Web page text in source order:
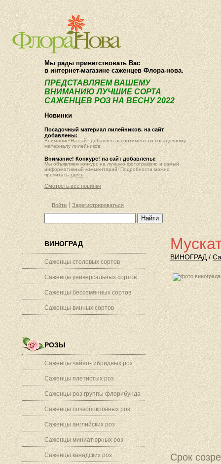
О компании Как купить
Мы рады приветствовать Вас
в интернет-магазине саженцев Флора-нова.
ПРЕДСТАВЛЯЕМ ВАШЕМУ
ВНИМАНИЮ ЛУЧШИЕ СОРТА
САЖЕНЦЕВ РОЗ НА ВЕСНУ 2022
Новинки
Посадочный материал лилейников. на сайт
добавлены:
Внимание!На сайт добавлен ассортимент по посадочному
материалу лилейников.
Внимание! Конкурс! на сайт добавлены:
Мы объявляем конкурс на лучшую фотографию и самый
информативный комментарий! Подробности можно
прочитать здесь
Смотреть все новинки
Войти Зарегистрироваться
ВИНОГРАД
Саженцы столовых сортов
Саженцы универсальных сортов
Саженцы бессемянных сортов
Саженцы винных сортов
РОЗЫ
Саженцы чайно-гибридных роз
Саженцы плетистых роз
Саженцы роз группы флорибунда
Саженцы почвопокровных роз
Саженцы английских роз
Саженцы миниатюрных роз
Саженцы канадских роз
ВИНОГРАД/
Срок